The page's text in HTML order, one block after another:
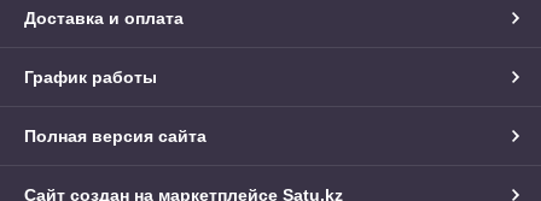
Доставка и оплата
График работы
Полная версия сайта
Сайт создан на маркетплейсе Satu.kz